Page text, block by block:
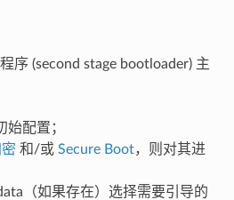
序 (second stage bootloader) 主
始配置；
和/或 Secure Boot，则对其进
（如果存在）选择需要引导的